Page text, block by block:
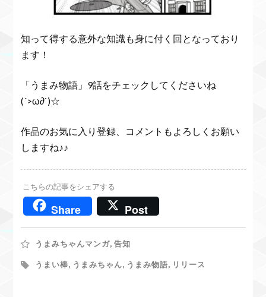
知って得する意外な知識も身に付く回となっており
ます！
「うまみ物語」9話をチェックしてくださいね
(´>ω∂`)☆
作品のお気に入り登録、コメントもよろしくお願い
しますね♪♪
こちらの記事をシェアする
Share Post
うまみちゃんマンガ, 告知
うまい棒, うまみちゃん, うまみ物語, リリース